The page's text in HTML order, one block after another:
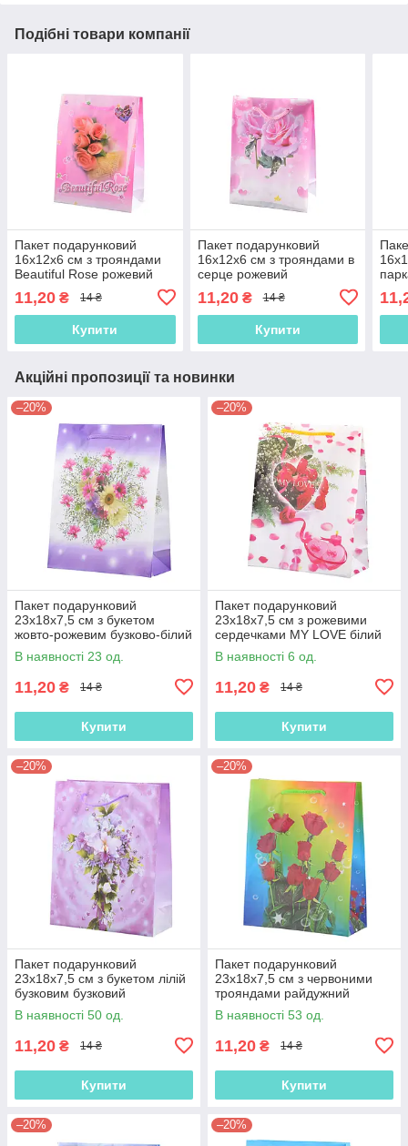
Подібні товари компанії
Пакет подарунковий
16х12х6 см з трояндами
Beautiful Rose рожевий
11,20 ₴ 14 ₴
Купити
Пакет подарунковий
16х12х6 см з трояндами в
серце рожевий
11,20₴ 14 ₴
Купити
Акційні пропозиції та новинки
–20%
Пакет подарунковий
23х18х7,5 см з букетом
жовто-рожевим бузково-білий
(42301.006)
В наявності 23 од.
11,20 ₴ 14 ₴
Купити
–20%
Пакет подарунковий
23х18х7,5 см з рожевими
сердечками MY LOVE білий
(42301.009)
В наявності 6 од.
11,20 ₴ 14 ₴
Купити
–20%
Пакет подарунковий
23х18х7,5 см з букетом лілій
бузковим бузковий
(42301.011)
В наявності 50 од.
11,20 ₴ 14 ₴
Купити
–20%
Пакет подарунковий
23х18х7,5 см з червоними
трояндами райдужний
(42301.012)
В наявності 53 од.
11,20 ₴ 14 ₴
Купити
–20% –20%